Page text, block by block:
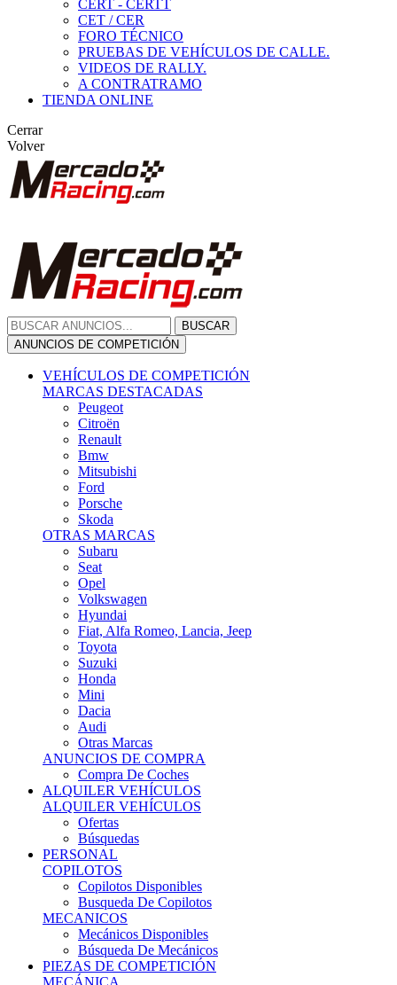
CERT - CERTT
CET / CER
FORO TÉCNICO
PRUEBAS DE VEHÍCULOS DE CALLE.
VIDEOS DE RALLY.
A CONTRATRAMO
TIENDA ONLINE
Cerrar
Volver
BUSCAR
ANUNCIOS DE COMPETICIÓN
VEHÍCULOS DE COMPETICIÓN
MARCAS DESTACADAS
Peugeot
Citroën
Renault
Bmw
Mitsubishi
Ford
Porsche
Skoda
OTRAS MARCAS
Subaru
Seat
Opel
Volkswagen
Hyundai
Fiat, Alfa Romeo, Lancia, Jeep
Toyota
Suzuki
Honda
Mini
Dacia
Audi
Otras Marcas
ANUNCIOS DE COMPRA
Compra De Coches
ALQUILER VEHÍCULOS
ALQUILER VEHÍCULOS
Ofertas
Búsquedas
PERSONAL
COPILOTOS
Copilotos Disponibles
Busqueda De Copilotos
MECANICOS
Mecánicos Disponibles
Búsqueda De Mecánicos
PIEZAS DE COMPETICIÓN
MECÁNICA
Motores